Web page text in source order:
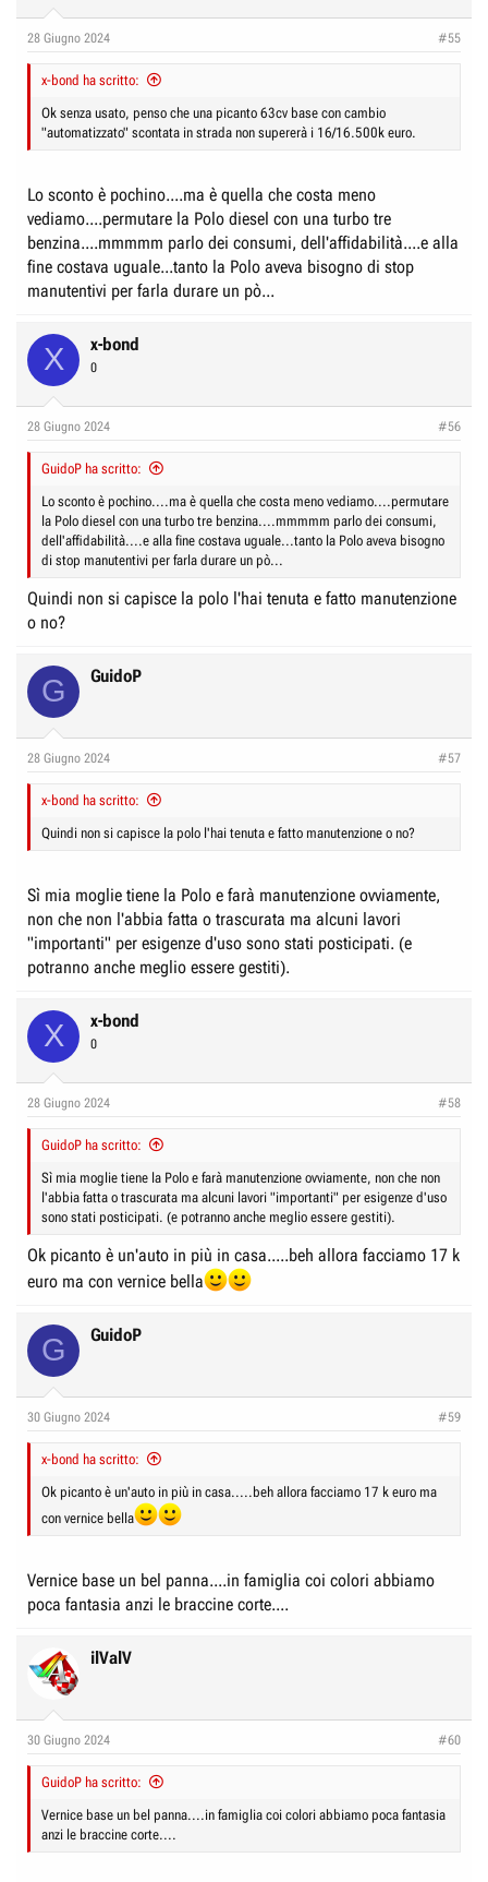
28 Giugno 2024 #55
x-bond ha scritto:
Ok senza usato, penso che una picanto 63cv base con cambio
"automatizzato" scontata in strada non supererà i 16/16.500k euro.
Lo sconto è pochino....ma è quella che costa meno
vediamo....permutare la Polo diesel con una turbo tre
benzina....mmmmm parlo dei consumi, dell'affidabilità....e alla
fine costava uguale...tanto la Polo aveva bisogno di stop
manutentivi per farla durare un pò...
X x-bond
0
28 Giugno 2024 #56
GuidoP ha scritto:
Lo sconto è pochino....ma è quella che costa meno vediamo....permutare
la Polo diesel con una turbo tre benzina....mmmmm parlo dei consumi,
dell'affidabilità....e alla fine costava uguale...tanto la Polo aveva bisogno
di stop manutentivi per farla durare un pò...
Quindi non si capisce la polo l'hai tenuta e fatto manutenzione
o no?
G GuidoP
28 Giugno 2024 #57
x-bond ha scritto:
Quindi non si capisce la polo l'hai tenuta e fatto manutenzione o no?
Sì mia moglie tiene la Polo e farà manutenzione ovviamente,
non che non l'abbia fatta o trascurata ma alcuni lavori
"importanti" per esigenze d'uso sono stati posticipati. (e
potranno anche meglio essere gestiti).
X x-bond
0
28 Giugno 2024 #58
GuidoP ha scritto:
Sì mia moglie tiene la Polo e farà manutenzione ovviamente, non che non
l'abbia fatta o trascurata ma alcuni lavori "importanti" per esigenze d'uso
sono stati posticipati. (e potranno anche meglio essere gestiti).
Ok picanto è un'auto in più in casa.....beh allora facciamo 17 k
euro ma con vernice bella
G GuidoP
30 Giugno 2024 #59
x-bond ha scritto:
Ok picanto è un'auto in più in casa.....beh allora facciamo 17 k euro ma
con vernice bella
Vernice base un bel panna....in famiglia coi colori abbiamo
poca fantasia anzi le braccine corte....
ilValV
30 Giugno 2024 #60
GuidoP ha scritto:
Vernice base un bel panna....in famiglia coi colori abbiamo poca fantasia
anzi le braccine corte....